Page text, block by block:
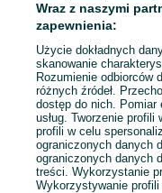
Mapa ministron
Popularne wyszukiwania
Wraz z naszymi
zapewnienia:
Użycie dokładnych
skanowanie
Rozumienie odbiorców
różnych źródeł.
dostęp do nich. Pomiar
usług. Tworzenie
profili w celu
ograniczonych danych
ograniczonych danych
treści. Wykorzystanie
Wykorzystywanie